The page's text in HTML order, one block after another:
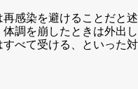
感染を避けることだと述
調を崩したときは外出し
べて受ける、といった対